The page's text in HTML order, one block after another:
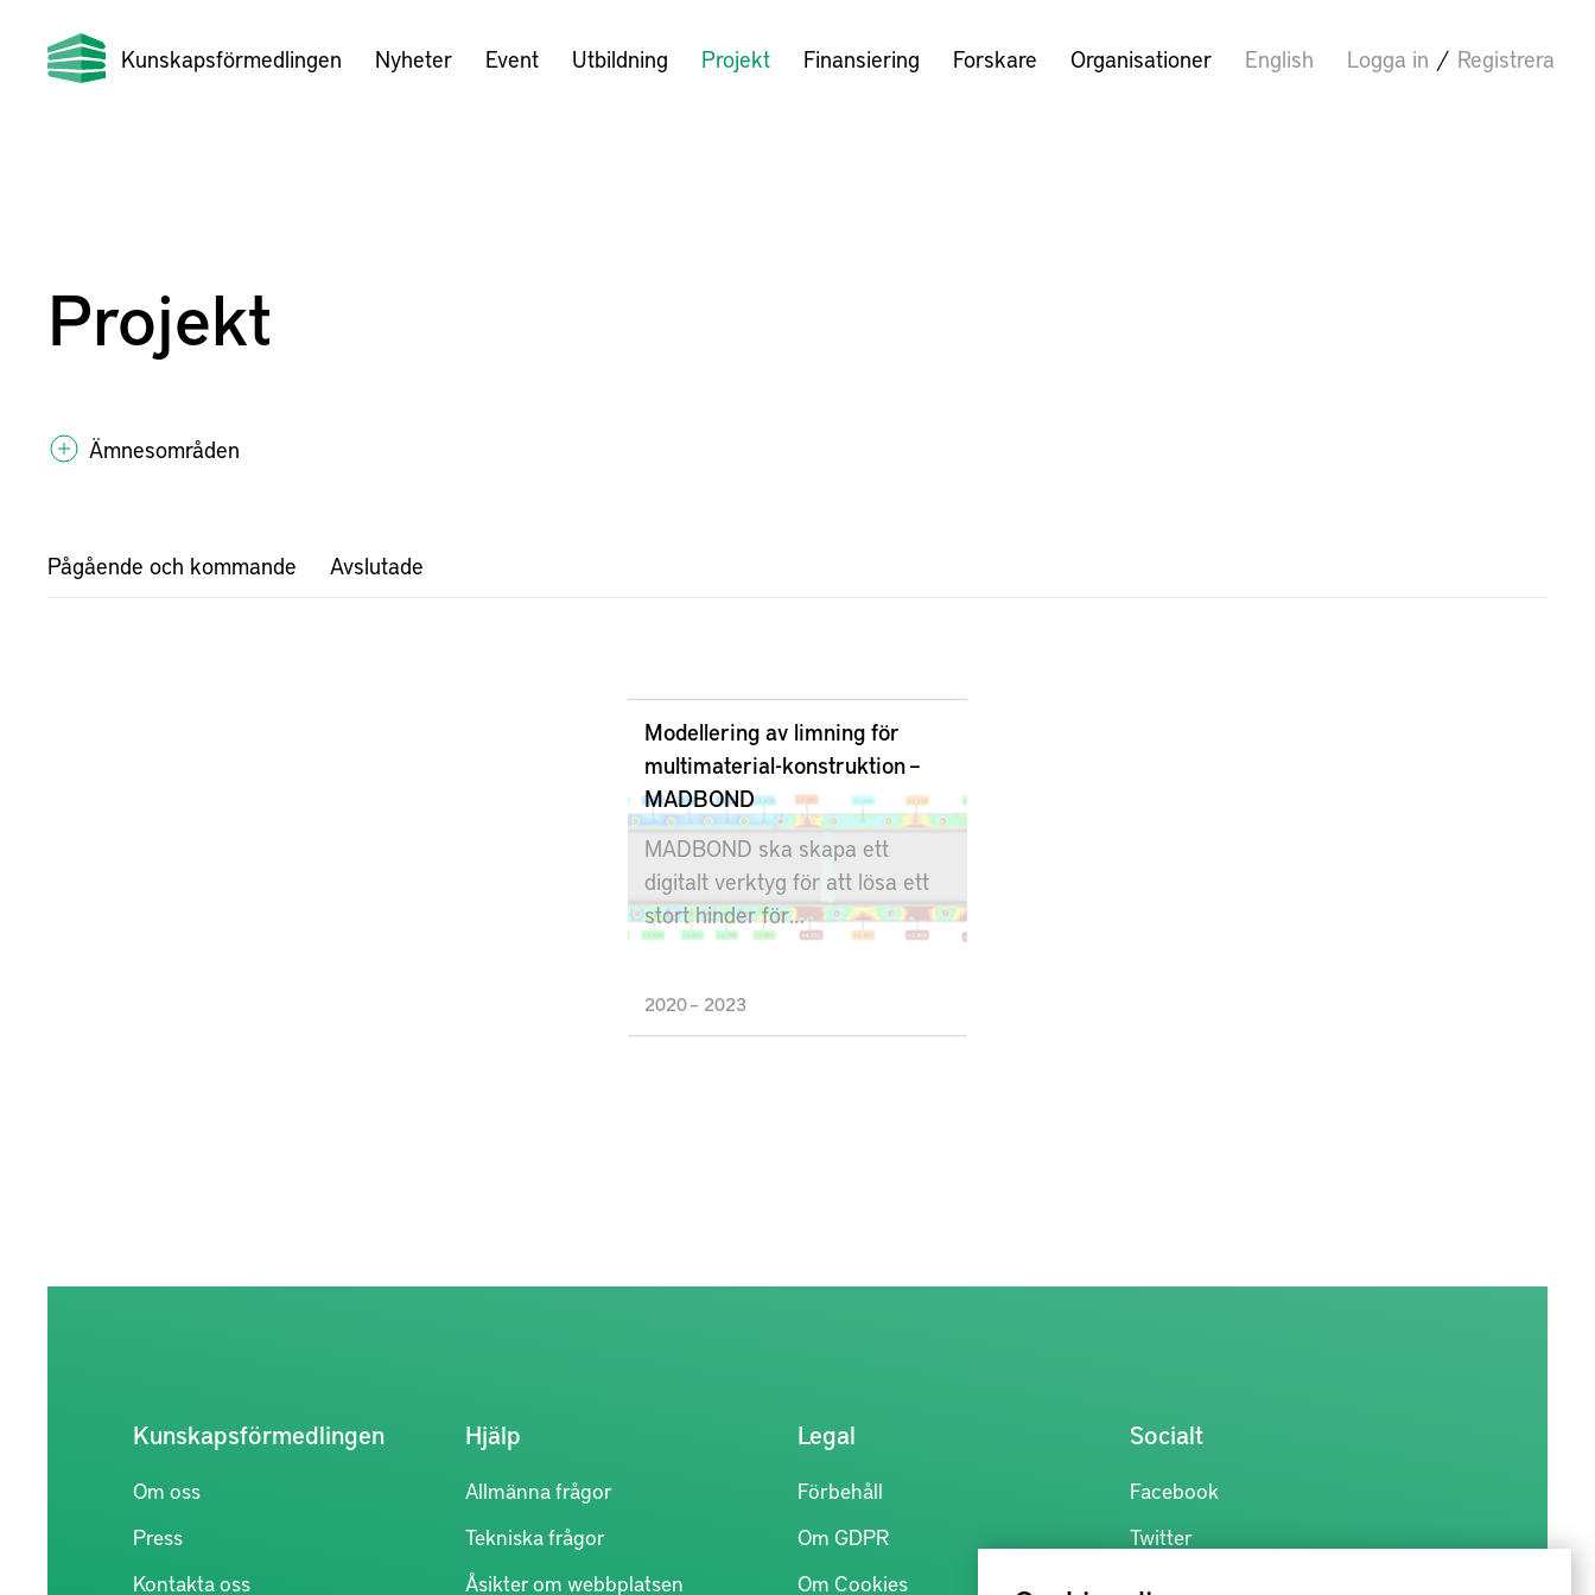
Kunskapsförmedlingen Nyheter Event Utbildning Projekt Finansiering Forskare Organisationer English Logga in / Registrera
Projekt
Ämnesområden
Pågående och kommande Avslutade
Modellering av limning för
multimaterial-konstruktion –
MADBOND
MADBOND ska skapa ett
digitalt verktyg för att lösa ett
stort hinder för
multimaterialkonstruktion: Δα-
2020 – 2023
Kunskapsförmedlingen
Om oss
Press
Kontakta oss
Hjälp
Allmänna frågor
Tekniska frågor
Åsikter om webbplatsen
Legal
Förbehåll
Om GDPR
Om Cookies
Socialt
Facebook
Twitter